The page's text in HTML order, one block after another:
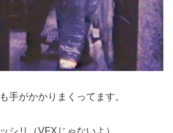
手がかかりまくってます。
シリ（VFXじゃないよ）。